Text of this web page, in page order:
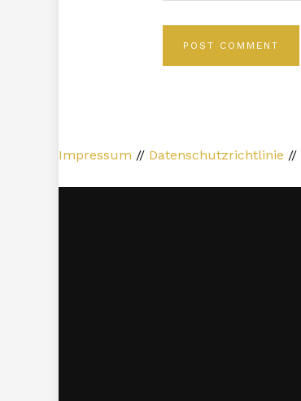
Impressum // Datenschutzrichtlinie //